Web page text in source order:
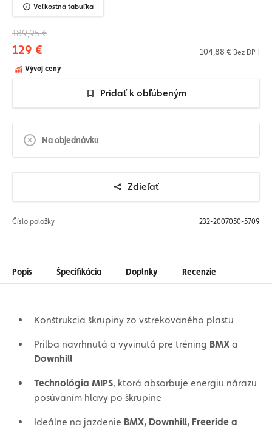
Veľkostná tabuľka
189,95 €
129 € 104,88 € Bez DPH
Vývoj ceny
Pridať k obľúbeným
Na objednávku
Zdieľať
Číslo položky 232-2007050-5709
Popis Špecifikácia Doplnky Recenzie
Konštrukcia škrupiny zo vstrekovaného plastu
Prilba navrhnutá a vyvinutá pre tréning BMX a
Downhill
Technológia MIPS, ktorá absorbuje energiu nárazu
posúvaním hlavy po škrupine
Ideálne na jazdenie BMX, Downhill, Freeride a